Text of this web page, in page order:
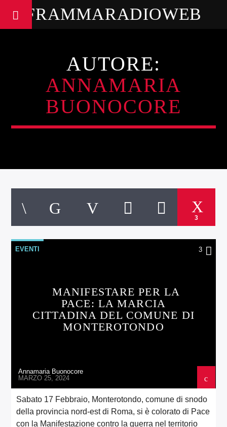
FRAMMARADIOWEB
AUTORE:
ANNAMARIA
BUONOCORE
3
EVENTI 3
MANIFESTARE PER LA
PACE: LA MARCIA
CITTADINA DEL COMUNE DI
MONTEROTONDO
Annamaria Buonocore
MARZO 25, 2024
Sabato 17 Febbraio, Monterotondo, comune di snodo
della provincia nord-est di Roma, si è colorato di Pace
con la Manifestazione contro la guerra nel territorio